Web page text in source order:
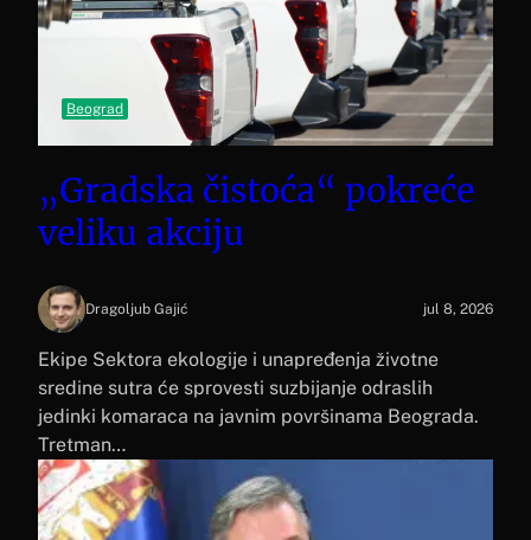
Beograd
„Gradska čistoća“ pokreće
veliku akciju
Dragoljub Gajić jul 8, 2026
Ekipe Sektora ekologije i unapređenja životne
sredine sutra će sprovesti suzbijanje odraslih
jedinki komaraca na javnim površinama Beograda.
Tretman…